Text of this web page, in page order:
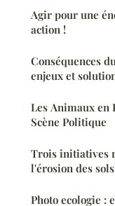
Agir pour une
action !
Conséquences
enjeux et
Les Animaux en
Scène Politique
Trois initiatives
l'érosion des sols
Photo ecologie :